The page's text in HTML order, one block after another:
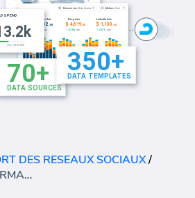
DES RESEAUX SOCIAUX/
INSTAGRAM PERFORMANCE (RAPPORT)